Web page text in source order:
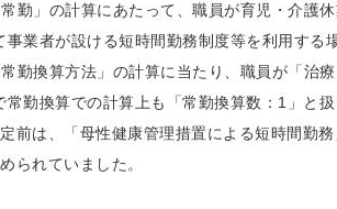
常勤」の計算にあたって、職員が育児・介護
事業者が設ける短時間勤務制度等を利用する
常勤換算方法」の計算に当たり、職員が「治
常勤換算での計算上も「常勤換算数：1」と扱
前は、「母性健康管理措置による短時間勤
られていました。